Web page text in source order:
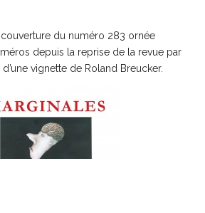
couverture du numéro 283 ornée
depuis la reprise de la revue par
vignette de Roland Breucker.